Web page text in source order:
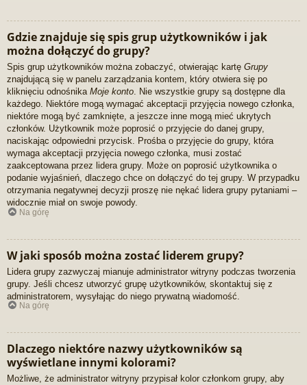
Gdzie znajduje się spis grup użytkowników i jak
można dołączyć do grupy?
Spis grup użytkowników można zobaczyć, otwierając kartę Grupy
znajdującą się w panelu zarządzania kontem, który otwiera się po
kliknięciu odnośnika Moje konto. Nie wszystkie grupy są dostępne dla
każdego. Niektóre mogą wymagać akceptacji przyjęcia nowego członka,
niektóre mogą być zamknięte, a jeszcze inne mogą mieć ukrytych
członków. Użytkownik może poprosić o przyjęcie do danej grupy,
naciskając odpowiedni przycisk. Prośba o przyjęcie do grupy, która
wymaga akceptacji przyjęcia nowego członka, musi zostać
zaakceptowana przez lidera grupy. Może on poprosić użytkownika o
podanie wyjaśnień, dlaczego chce on dołączyć do tej grupy. W przypadku
otrzymania negatywnej decyzji proszę nie nękać lidera grupy pytaniami –
widocznie miał on swoje powody.
Na górę
W jaki sposób można zostać liderem grupy?
Lidera grupy zazwyczaj mianuje administrator witryny podczas tworzenia
grupy. Jeśli chcesz utworzyć grupę użytkowników, skontaktuj się z
administratorem, wysyłając do niego prywatną wiadomość.
Na górę
Dlaczego niektóre nazwy użytkowników są
wyświetlane innymi kolorami?
Możliwe, że administrator witryny przypisał kolor członkom grupy, aby